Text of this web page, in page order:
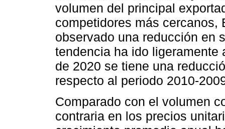
volumen del principal
competidores más
observado una reducción en
tendencia ha ido ligeramente
de 2020 se tiene una
respecto al periodo 2010-
Comparado con el volumen
contraria en los precios